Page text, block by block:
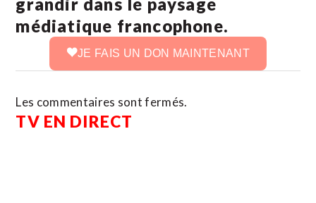
médiatique francophone.
JE FAIS UN DON MAINTENANT
Les commentaires sont fermés.
TV EN DIRECT